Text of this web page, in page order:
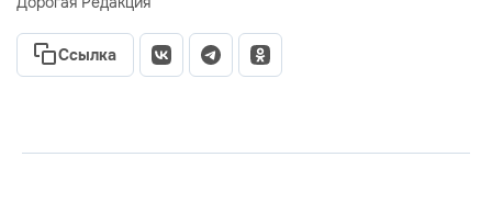
Ссылка